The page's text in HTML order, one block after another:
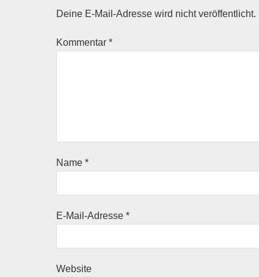
Deine E-Mail-Adresse wird nicht veröffentlicht.
Kommentar *
Name *
E-Mail-Adresse *
Website